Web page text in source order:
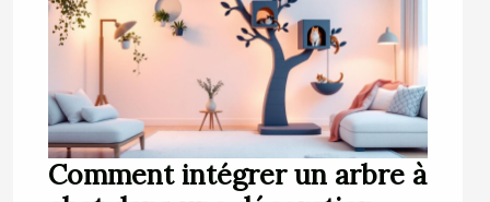
Comment intégrer un arbre à